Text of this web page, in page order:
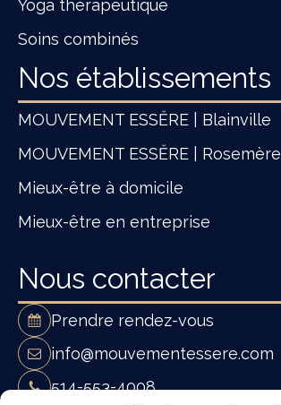
Yoga thérapeutique
Soins combinés
Nos établissements
MOUVEMENT ESSĔRE | Blainville
MOUVEMENT ESSĔRE | Rosemère
Mieux-être à domicile
Mieux-être en entreprise
Nous contacter
Prendre rendez-vous
info@mouvementessere.com
514-553-4008